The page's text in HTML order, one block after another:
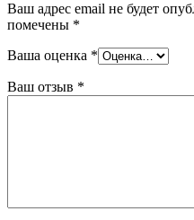
Ваш адрес email не будет
помечены *
Ваша оценка *
Ваш отзыв *